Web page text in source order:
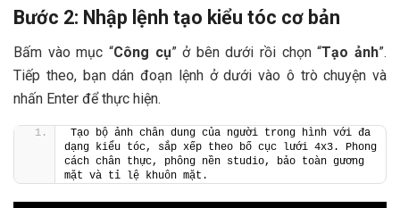
Bước 2: Nhập lệnh tạo kiểu tóc cơ bản
Bấm vào mục “Công cụ” ở bên dưới rồi chọn “Tạo ảnh”.
Tiếp theo, bạn dán đoạn lệnh ở dưới vào ô trò chuyện và
nhấn Enter để thực hiện.
Tạo bộ ảnh chân dung của người trong hình với đa
dạng kiểu tóc, sắp xếp theo bố cục lưới 4x3. Phong
cách chân thực, phông nền studio, bảo toàn gương
mặt và tỉ lệ khuôn mặt.